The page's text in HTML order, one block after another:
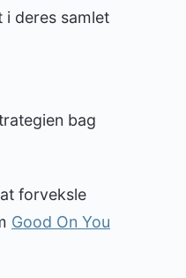
i deres samlet
bag
forveksle
Good On You